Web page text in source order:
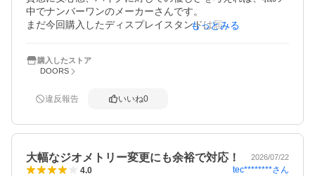
中でナンバーワンのメーカーさんです。
まだ今回購入したディスプレイスタンドは届いていません
もっとみる
購入したストア
DOORS
違反報告 いいね0
大幅なジオメトリー変更にも余裕で対応！ 2026/07/22
4.0 tec********さん